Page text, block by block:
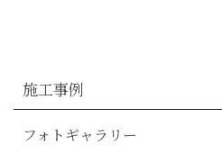
施工事例
フォトギャラリー